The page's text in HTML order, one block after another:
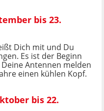
bis 23.
Dich mit und Du
Es ist der Beginn
Antennen melden
einen kühlen Kopf.
bis 22.